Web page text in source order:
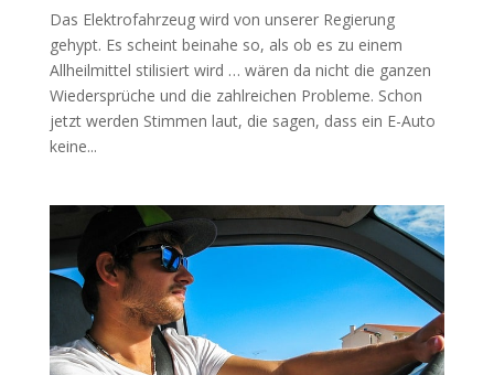
Das Elektrofahrzeug wird von unserer Regierung
gehypt. Es scheint beinahe so, als ob es zu einem
Allheilmittel stilisiert wird … wären da nicht die ganzen
Wiedersprüche und die zahlreichen Probleme. Schon
jetzt werden Stimmen laut, die sagen, dass ein E-Auto
keine...